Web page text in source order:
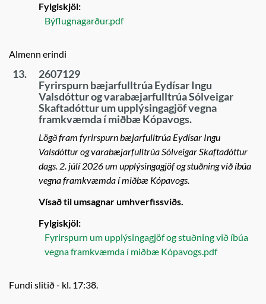
Fylgiskjöl:
Býflugnagarður.pdf
Almenn erindi
13.
2607129
Fyrirspurn bæjarfulltrúa Eydísar Ingu
Valsdóttur og varabæjarfulltrúa Sólveigar
Skaftadóttur um upplýsingagjöf vegna
framkvæmda í miðbæ Kópavogs.
Lögð fram fyrirspurn bæjarfulltrúa Eydísar Ingu
Valsdóttur og varabæjarfulltrúa Sólveigar Skaftadóttur
dags. 2. júlí 2026 um upplýsingagjöf og stuðning við íbúa
vegna framkvæmda í miðbæ Kópavogs.
Vísað til umsagnar umhverfissviðs.
Fylgiskjöl:
Fyrirspurn um upplýsingagjöf og stuðning við íbúa
vegna framkvæmda í miðbæ Kópavogs.pdf
Fundi slitið - kl. 17:38.